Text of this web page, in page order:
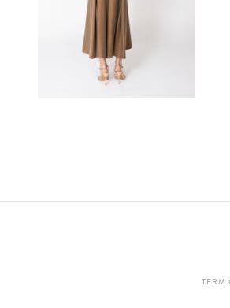
TERM